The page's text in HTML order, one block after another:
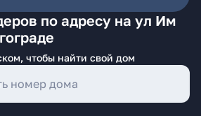
по адресу на ул Им
чтобы найти свой дом